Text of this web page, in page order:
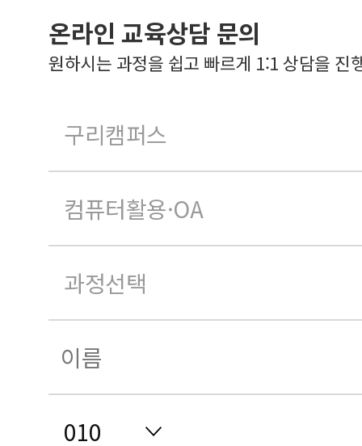
온라인 교육상담 문의
원하시는 과정을 쉽고 빠르게 1:1 상담을 진